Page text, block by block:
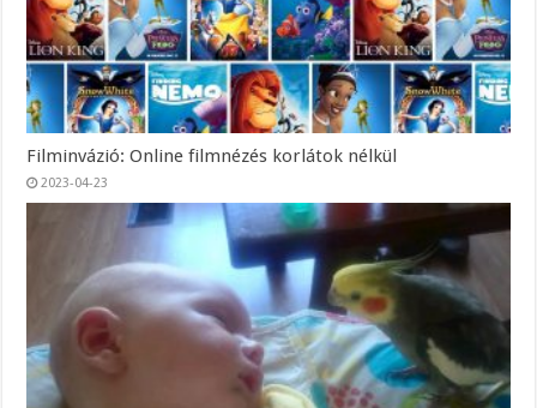
Filminvázió: Online filmnézés korlátok nélkül
2023-04-23